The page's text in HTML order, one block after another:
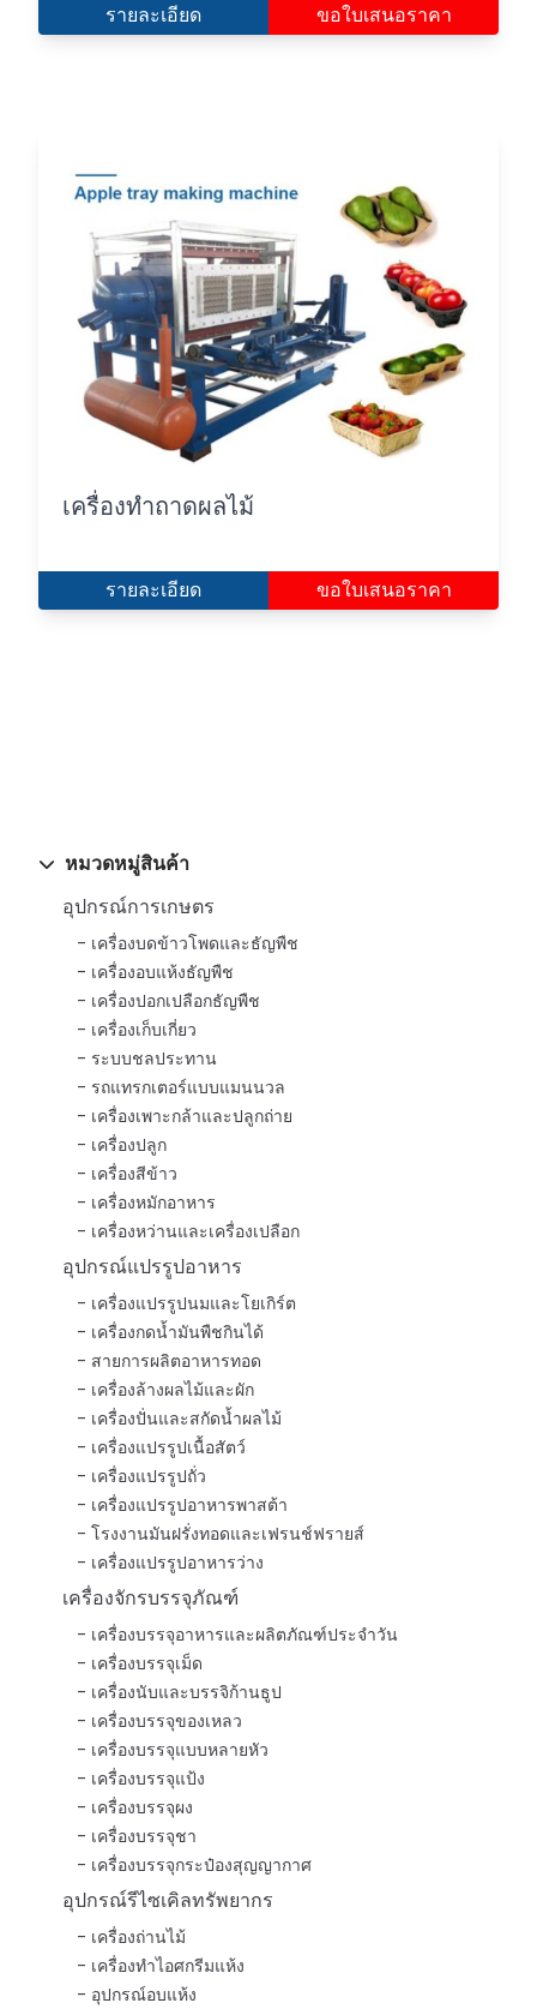
หมวดหมู่สินค้า
อุปกรณ์การเกษตร
เครื่องบดข้าวโพดและธัญพืช
เครื่องอบแห้งธัญพืช
เครื่องปอกเปลือกธัญพืช
เครื่องเก็บเกี่ยว
ระบบชลประทาน
รถแทรกเตอร์แบบแมนนวล
เครื่องเพาะกล้าและปลูกถ่าย
เครื่องปลูก
เครื่องสีข้าว
เครื่องหมักอาหาร
เครื่องหว่านและเครื่องเปลือก
อุปกรณ์แปรรูปอาหาร
เครื่องแปรรูปนมและโยเกิร์ต
เครื่องกดน้ำมันพืชกินได้
สายการผลิตอาหารทอด
เครื่องล้างผลไม้และผัก
เครื่องปั่นและสกัดน้ำผลไม้
เครื่องแปรรูปเนื้อสัตว์
เครื่องแปรรูปถั่ว
เครื่องแปรรูปอาหารพาสต้า
โรงงานมันฝรั่งทอดและเฟรนช์ฟรายส์
เครื่องแปรรูปอาหารว่าง
เครื่องจักรบรรจุภัณฑ์
เครื่องบรรจุอาหารและผลิตภัณฑ์ประจำวัน
เครื่องบรรจุเม็ด
เครื่องนับและบรรจิก้านธูป
เครื่องบรรจุของเหลว
เครื่องบรรจุแบบหลายหัว
เครื่องบรรจุแป้ง
เครื่องบรรจุผง
เครื่องบรรจุชา
เครื่องบรรจุกระป๋องสุญญากาศ
อุปกรณ์รีไซเคิลทรัพยากร
เครื่องถ่านไม้
เครื่องทำไอศกรีมแห้ง
อุปกรณ์อบแห้ง
รายละเอียด ขอใบเสนอราคา
เครื่องทำถาดผลไม้
รายละเอียด ขอใบเสนอราคา